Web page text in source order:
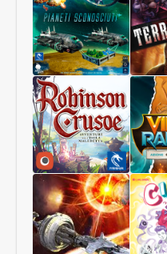
Pianeti
Sconosciuti
Robinson
Crusoe
Collector
Edition